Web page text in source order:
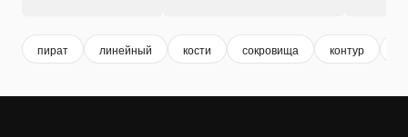
пират линейный кости сокровища контур